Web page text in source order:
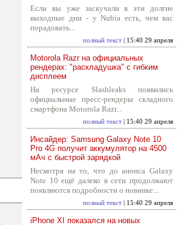
Если вы уже заскучали в эти долгие
выходные дни - у Nubia есть, чем вас
порадовать...
полный текст | 15:40 29 апреля
Motorola Razr на официальных
рендерах: "раскладушка" с гибким
дисплеем
На ресурсе Slashleaks появились
официальные пресс-рендеры складного
смартфона Motorola Razr...
полный текст | 15:40 29 апреля
Инсайдер: Samsung Galaxy Note 10
Pro 4G получит аккумулятор на 4500
мАч с быстрой зарядкой
Несмотря на то, что до анонса Galaxy
Note 10 ещё далеко в сети продолжают
появляются подробности о новинке...
полный текст | 15:40 29 апреля
iPhone XI показался на новых